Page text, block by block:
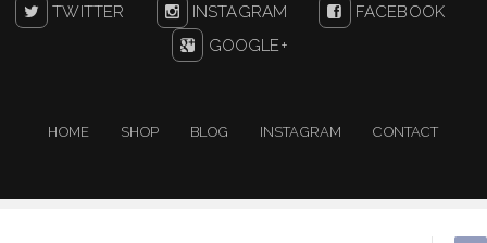
TWITTER INSTAGRAM
FACEBOOK
GOOGLE+
HOME SHOP BLOG INSTAGRAM CONTACT